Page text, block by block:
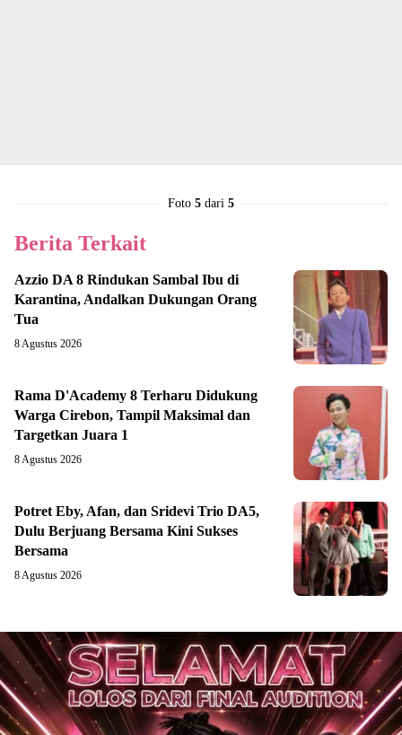
Foto 5 dari 5
Berita Terkait
Azzio DA 8 Rindukan Sambal Ibu di
Karantina, Andalkan Dukungan Orang
Tua
8 Agustus 2026
Rama D'Academy 8 Terharu Didukung
Warga Cirebon, Tampil Maksimal dan
Targetkan Juara 1
8 Agustus 2026
Potret Eby, Afan, dan Sridevi Trio DA5,
Dulu Berjuang Bersama Kini Sukses
Bersama
8 Agustus 2026